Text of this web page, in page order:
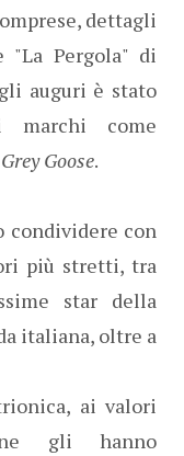
dettagli
Pergola" di
auguri è stato
come
Grey Goose.
condividere con
più stretti, tra
star della
italiana, oltre a
ai valori
gli hanno